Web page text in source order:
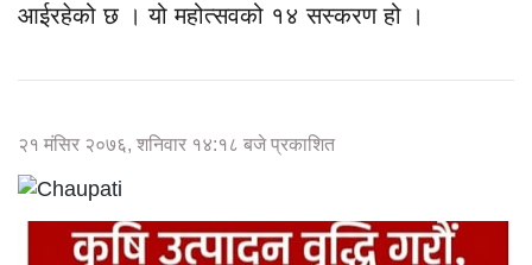
आईरहेको छ । यो महोत्सवको १४ सस्करण हो ।
२१ मंसिर २०७६, शनिवार १४:१८ बजे प्रकाशित